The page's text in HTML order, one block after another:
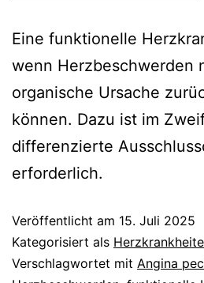
Eine funktionelle
wenn Herzbeschwerden
organische Ursache
können. Dazu ist im
differenzierte
erforderlich.
Veröffentlicht am 15. Juli 2025
Kategorisiert als
Verschlagwortet mit Angina